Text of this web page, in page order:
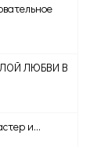
ЛЮБВИ В
и...